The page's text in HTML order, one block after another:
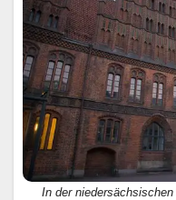
In der niedersächsischen